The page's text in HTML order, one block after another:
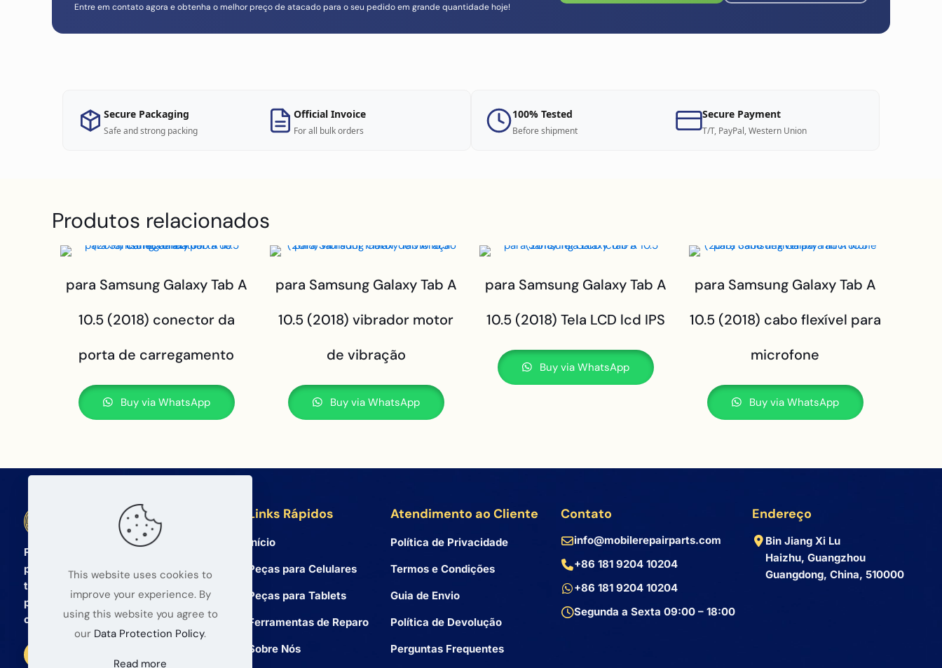
Entre em contato agora e obtenha o melhor preço de atacado para o seu pedido em grande quantidade hoje!
Secure Packaging
Safe and strong packing
Official Invoice
For all bulk orders
100% Tested
Before shipment
Secure Payment
T/T, PayPal, Western Union
Produtos relacionados
para Samsung Galaxy Tab A
10.5 (2018) conector da
porta de carregamento
Buy via WhatsApp
para Samsung Galaxy Tab A
10.5 (2018) vibrador motor
de vibração
Buy via WhatsApp
para Samsung Galaxy Tab A
10.5 (2018) Tela LCD lcd IPS
Buy via WhatsApp
para Samsung Galaxy Tab A
10.5 (2018) cabo flexível para
microfone
Buy via WhatsApp
BETA Electronic Co LTD
Fornecedor atacadista profissional de
peças de reposição para celulares e
tablets desde 2008. Oferecemos
produtos de alta qualidade e serviço
confiável para atacadistas globais.
Links Rápidos
Início
Peças para Celulares
Peças para Tablets
Ferramentas de Reparo
Sobre Nós
Atendimento ao Cliente
Política de Privacidade
Termos e Condições
Guia de Envio
Política de Devolução
Perguntas Frequentes
Contato
info@mobilerepairparts.com
+86 181 9204 10204
+86 181 9204 10204
Segunda a Sexta 09:00 – 18:00
Endereço
Bin Jiang Xi Lu
Haizhu, Guangzhou
Guangdong, China, 510000
This website uses cookies to
improve your experience. By
using this website you agree to
our Data Protection Policy.
Read more